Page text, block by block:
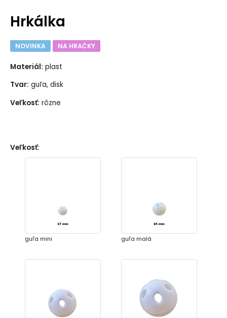
Hrkálka
NOVINKA NA HRAČKY
Materiál: plast
Tvar: guľa, disk
Veľkosť: rôzne
Veľkosť:
guľa mini guľa malá